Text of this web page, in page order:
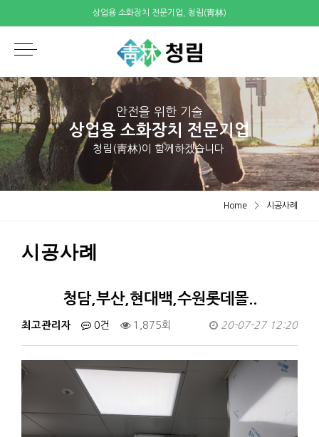
상업용 소화장치 전문기업, 청림(靑林)
안전을 위한 기술
상업용 소화장치 전문기업
청림(靑林)이 함께하겠습니다.
Home > 시공사례
시공사례
청담,부산,현대백,수원롯데몰..
최고관리자 0건 1,875회 20-07-27 12:20